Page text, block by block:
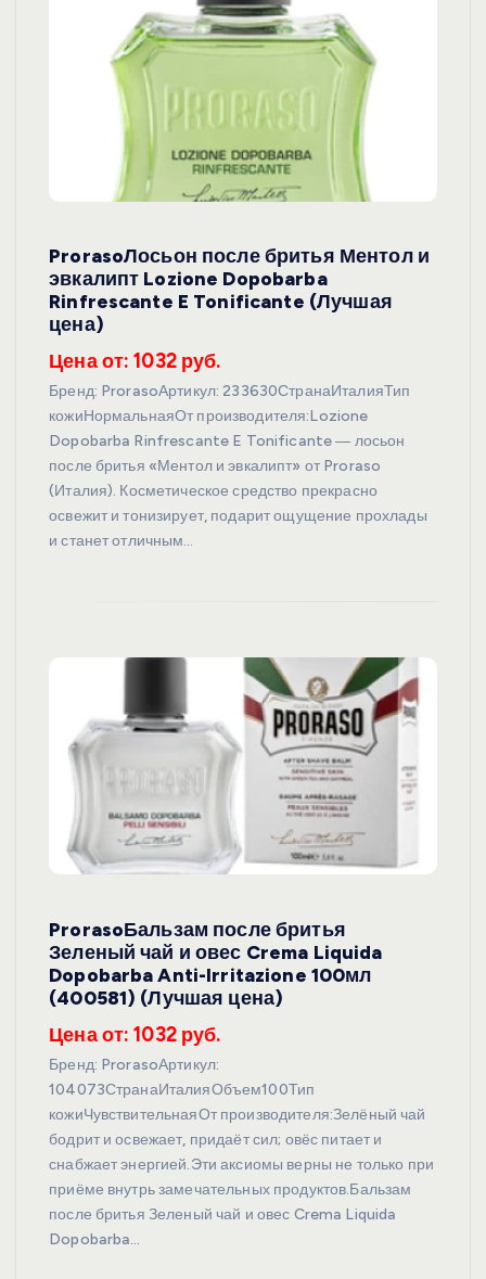
ProrasoЛосьон после бритья Ментол и
эвкалипт Lozione Dopobarba
Rinfrescante E Tonificante (Лучшая
цена)
Цена от: 1032 руб.
Бренд: ProrasoАртикул: 233630СтранаИталияТип
кожиНормальнаяОт производителя:Lozione
Dopobarba Rinfrescante E Tonificante ― лосьон
после бритья «Ментол и эвкалипт» от Proraso
(Италия). Косметическое средство прекрасно
освежит и тонизирует, подарит ощущение прохлады
и станет отличным…
ProrasoБальзам после бритья
Зеленый чай и овес Crema Liquida
Dopobarba Anti-Irritazione 100мл
(400581) (Лучшая цена)
Цена от: 1032 руб.
Бренд: ProrasoАртикул:
104073СтранаИталияОбъем100Тип
кожиЧувствительнаяОт производителя:Зелёный чай
бодрит и освежает, придаёт сил; овёс питает и
снабжает энергией.Эти аксиомы верны не только при
приёме внутрь замечательных продуктов.Бальзам
после бритья Зеленый чай и овес Crema Liquida
Dopobarba…